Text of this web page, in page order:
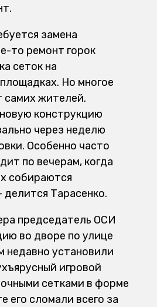
замена
то ремонт горок
сеток на
Но многое
самих жителей.
конструкцию
через неделю
Особенно часто
по вечерам, когда
собираются
делится Тарасенко.
председатель ОСИ
во дворе по улице
недавно установили
игровой
сетками в форме
его сломали всего за